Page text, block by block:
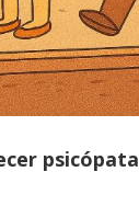
psicópata